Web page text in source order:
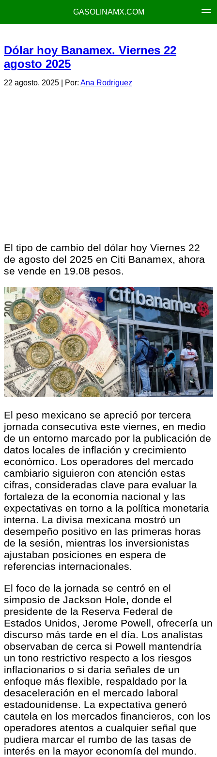
GASOLINAMX.COM
Dólar hoy Banamex. Viernes 22
agosto 2025
22 agosto, 2025 | Por: Ana Rodriguez
El tipo de cambio del dólar hoy Viernes 22
de agosto del 2025 en Citi Banamex, ahora
se vende en 19.08 pesos.
El peso mexicano se apreció por tercera
jornada consecutiva este viernes, en medio
de un entorno marcado por la publicación de
datos locales de inflación y crecimiento
económico. Los operadores del mercado
cambiario siguieron con atención estas
cifras, consideradas clave para evaluar la
fortaleza de la economía nacional y las
expectativas en torno a la política monetaria
interna. La divisa mexicana mostró un
desempeño positivo en las primeras horas
de la sesión, mientras los inversionistas
ajustaban posiciones en espera de
referencias internacionales.
El foco de la jornada se centró en el
simposio de Jackson Hole, donde el
presidente de la Reserva Federal de
Estados Unidos, Jerome Powell, ofrecería un
discurso más tarde en el día. Los analistas
observaban de cerca si Powell mantendría
un tono restrictivo respecto a los riesgos
inflacionarios o si daría señales de un
enfoque más flexible, respaldado por la
desaceleración en el mercado laboral
estadounidense. La expectativa generó
cautela en los mercados financieros, con los
operadores atentos a cualquier señal que
pudiera marcar el rumbo de las tasas de
interés en la mayor economía del mundo.